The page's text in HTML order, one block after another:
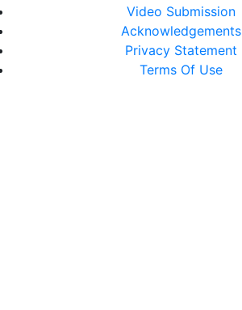
Video Submission
Acknowledgements
Privacy Statement
Terms Of Use